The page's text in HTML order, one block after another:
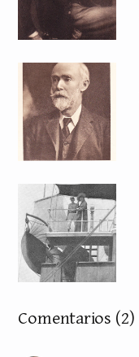
Comentarios (2)